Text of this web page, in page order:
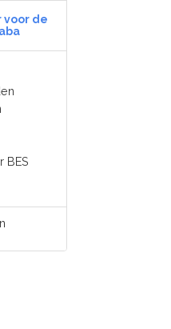
voor de
BES